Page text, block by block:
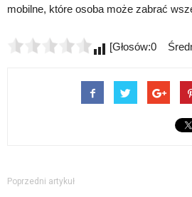
mobilne, które osoba może zabrać
[Głosów:0
Poprzedni artykuł